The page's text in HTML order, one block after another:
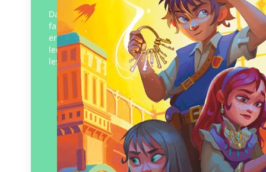
Dans la cité de Serruria, toutes les
familles possèdent un trousseau de clés
enchantées : renfermant les âmes de
leurs ancêtres, elles leur permettent de
les convoquer depuis…
Éditeur : Gulf Stream Éditeur
Paru le16/01/2025